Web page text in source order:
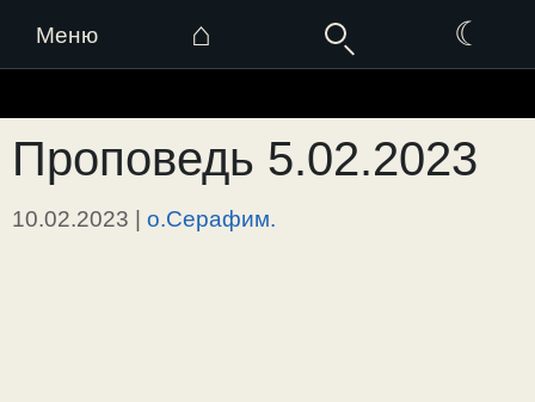
Меню ⌂ ☾
к
содержимому
Проповедь 5.02.2023
10.02.2023 | о.Серафим.